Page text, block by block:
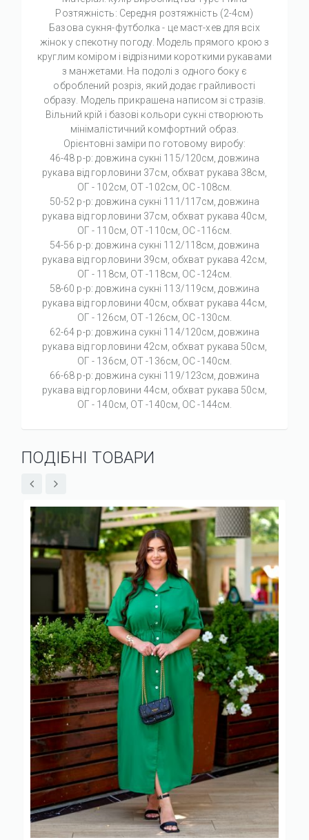
Розтяжність: Середня розтяжність (2-4см)
Базова сукня-футболка - це маст-хев для всіх
жінок у спекотну погоду. Модель прямого крою з
круглим коміром і відрізними короткими рукавами
з манжетами. На подолі з одного боку є
оброблений розріз, який додає грайливості
образу. Модель прикрашена написом зі стразів.
Вільний крій і базові кольори сукні створюють
мінімалістичний комфортний образ.
Орієнтовні заміри по готовому виробу:
46-48 р-р: довжина сукні 115/120см, довжина
рукава від горловини 37см, обхват рукава 38см,
ОГ - 102см, ОТ -102см, ОС -108см.
50-52 р-р: довжина сукні 111/117см, довжина
рукава від горловини 37см, обхват рукава 40см,
ОГ - 110см, ОТ -110см, ОС -116см.
54-56 р-р: довжина сукні 112/118см, довжина
рукава від горловини 39см, обхват рукава 42см,
ОГ - 118см, ОТ -118см, ОС -124см.
58-60 р-р: довжина сукні 113/119см, довжина
рукава від горловини 40см, обхват рукава 44см,
ОГ - 126см, ОТ -126см, ОС -130см.
62-64 р-р: довжина сукні 114/120см, довжина
рукава від горловини 42см, обхват рукава 50см,
ОГ - 136см, ОТ -136см, ОС -140см.
66-68 р-р: довжина сукні 119/123см, довжина
рукава від горловини 44см, обхват рукава 50см,
ОГ - 140см, ОТ -140см, ОС -144см.
ПОДІБНІ ТОВАРИ